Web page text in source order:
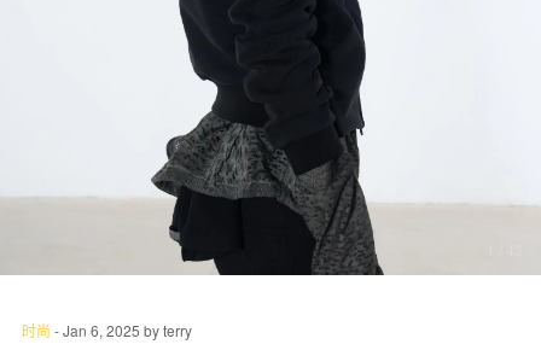
关于我们 联系我们
时尚 -Jan 6, 2025 byterry